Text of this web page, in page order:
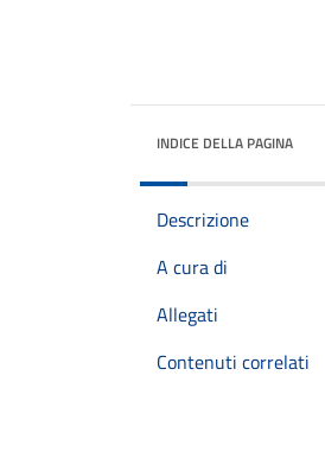
INDICE DELLA PAGINA
Descrizione
A cura di
Allegati
Contenuti correlati